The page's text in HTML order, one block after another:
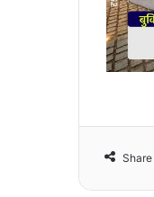
Share